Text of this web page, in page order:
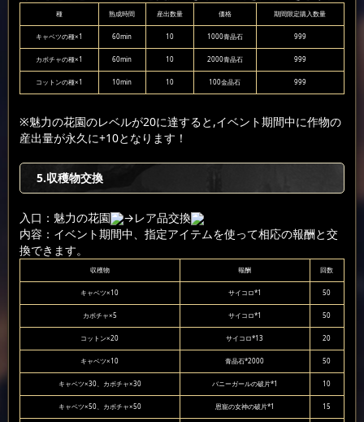
種 熟成時間 産出数量 価格 期間限定購入数量
キャベツの種×1 60min 10 1000青晶石 999
カボチャの種×1 60min 10 2000青晶石 999
コットンの種×1 10min 10 100金晶石 999
※魅力の花園のレベルが20に達すると,イベント期間中に作物の
産出量が永久に+10となります！
5.収穫物交換
入口：魅力の花園
→レア品交換
内容：イベント期間中、指定アイテムを使って相応の報酬と交
換できます。
収穫物 報酬 回数
キャベツ×10 サイコロ*1 50
カボチャ×5 サイコロ*1 50
コットン×20 サイコロ*13 20
キャベツ×10 青晶石*2000 50
キャベツ×30、カボチャ×30 バニーガールの破片*1 10
キャベツ×50、カボチャ×50 恩寵の女神の破片*1 15